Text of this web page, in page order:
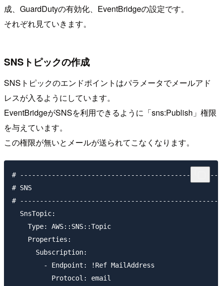
成、GuardDutyの有効化、EventBridgeの設定です。
それぞれ見ていきます。
SNSトピックの作成
SNSトピックのエンドポイントはパラメータでメールアド
レスが入るようにしています。
EventBridgeがSNSを利用できるように「sns:Publish」権限
を与えています。
この権限が無いとメールが送られてこなくなります。
#
# SNS
#
  SnsTopic:
    Type: AWS::SNS::Topic
    Properties:
      Subscription:
        - Endpoint: !Ref MailAddress
          Protocol: email